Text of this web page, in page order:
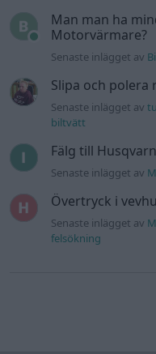
Man man ha
Motorvärmare?
Senaste inlägget av
Slipa och polera
Senaste inlägget av
biltvätt
Fälg till
Senaste inlägget av
Övertryck i
Senaste inlägget av
felsökning